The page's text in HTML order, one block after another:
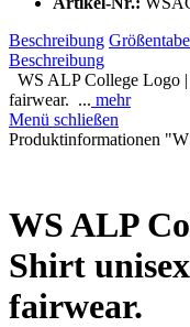
Beschreibung
Beschreibung
WS ALP College Logo
fairwear. ... mehr
Menü schließen
Produktinformationen
WS ALP
Shirt
fairwear.